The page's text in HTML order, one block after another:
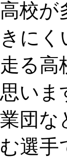
高校が
きにく
走る高
思いま
業団な
む選手